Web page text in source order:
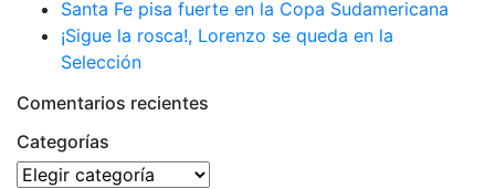
Santa Fe pisa fuerte en la Copa Sudamericana
¡Sigue la rosca!, Lorenzo se queda en la
Selección
Comentarios recientes
Categorías
Categorías